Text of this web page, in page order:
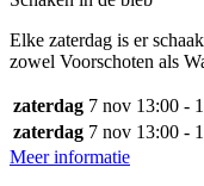
Elke zaterdag is er
zowel Voorschoten als
zaterdag 7 nov 13:00 -
zaterdag 7 nov 13:00 -
Meer informatie